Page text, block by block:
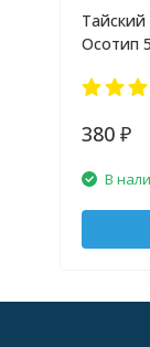
Осотип
380 ₽
В